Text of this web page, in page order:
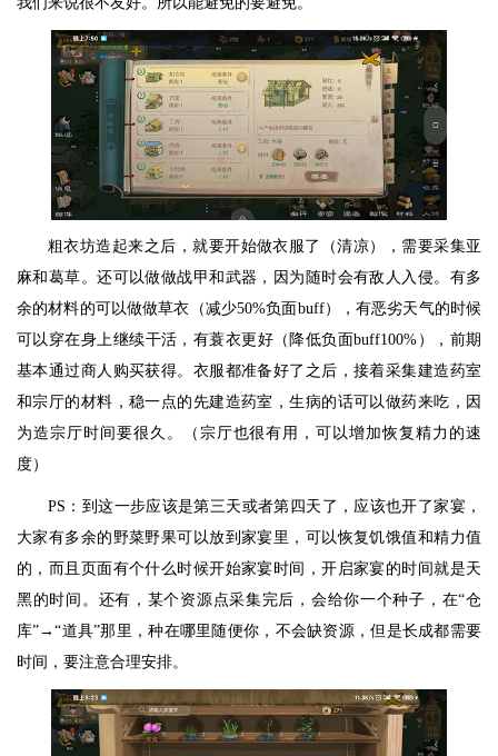
粗衣坊造起来之后，就要开始做衣服了（清凉），需要采集亚
麻和葛草。还可以做做战甲和武器，因为随时会有敌人入侵。有多
余的材料的可以做做草衣（减少50%负面buff），有恶劣天气的时候
可以穿在身上继续干活，有蓑衣更好（降低负面buff100%），前期
基本通过商人购买获得。衣服都准备好了之后，接着采集建造药室
和宗厅的材料，稳一点的先建造药室，生病的话可以做药来吃，因
为造宗厅时间要很久。（宗厅也很有用，可以增加恢复精力的速
度）
PS：到这一步应该是第三天或者第四天了，应该也开了家宴，
大家有多余的野菜野果可以放到家宴里，可以恢复饥饿值和精力值
的，而且页面有个什么时候开始家宴时间，开启家宴的时间就是天
黑的时间。还有，某个资源点采集完后，会给你一个种子，在“仓
库”→“道具”那里，种在哪里随便你，不会缺资源，但是长成都需要
时间，要注意合理安排。